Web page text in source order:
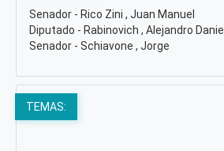
Senador - Rico Zini , Juan Manuel
Diputado - Rabinovich , Alejandro Daniel
Senador - Schiavone , Jorge
TEMAS: